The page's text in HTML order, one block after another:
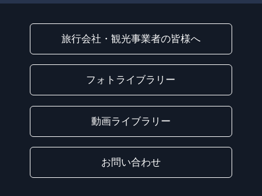
旅行会社・観光事業者の皆様へ
フォトライブラリー
動画ライブラリー
お問い合わせ